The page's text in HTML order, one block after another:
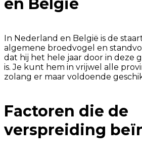
en België
In Nederland en België is de
algemene broedvogel en
dat hij het hele jaar door in deze
is. Je kunt hem in vrijwel alle
zolang er maar voldoende
Factoren die de
verspreiding